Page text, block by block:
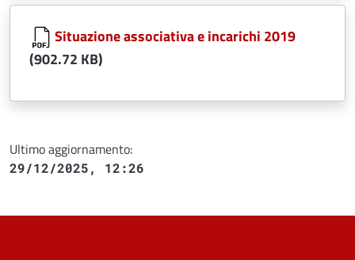
Document
Situazione associativa e incarichi 2019
(902.72 KB)
Ultimo aggiornamento:
29/12/2025, 12:26